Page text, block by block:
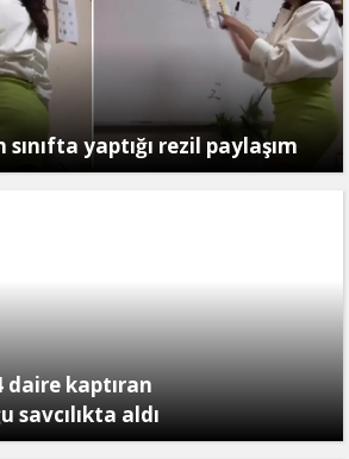
yaptığı rezil paylaşım
kaptıran
aldı